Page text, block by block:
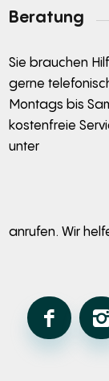
Beratung
Sie brauchen
gerne
Montags bis
kostenfreie
unter
anrufen. Wir